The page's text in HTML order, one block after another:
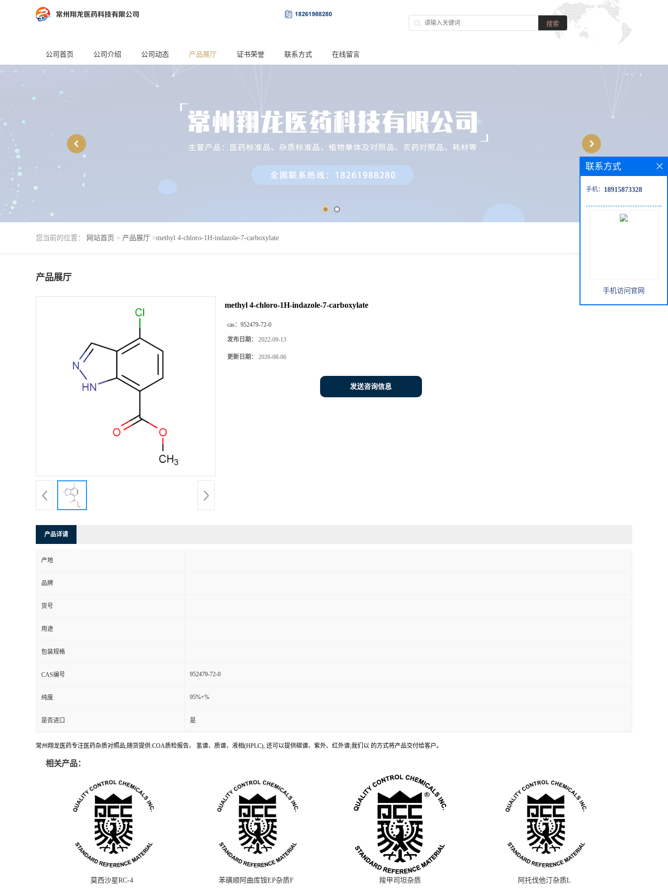
公司首页 公司介绍 公司动态 产品展厅 证书荣誉 联系方式 在线留言
您当前的位置： 网站首页 > 产品展厅 >methyl 4-chloro-1H-indazole-7-carboxylate
产品展厅
methyl 4-chloro-1H-indazole-7-carboxylate
cas： 952479-72-0
发布日期： 2022-09-13
更新日期： 2026-08-06
发送咨询信息
产品详请
产地
品牌
货号
用途
包装规格
CAS编号 952479-72-0
纯度 95%+%
是否进口 是
常州翔龙医药专注医药杂质对照品;随货提供:COA质检报告、 氢谱、质谱、液相(HPLC), 还可以提供碳谱、紫外、红外谱;我们以 的方式将产品交付给客户。
相关产品：
莫西沙星RC-4 苯磺顺阿曲库铵EP杂质F 羧甲司坦杂质 阿托伐他汀杂质L
联系方式
手机： 18915873328
手机访问官网